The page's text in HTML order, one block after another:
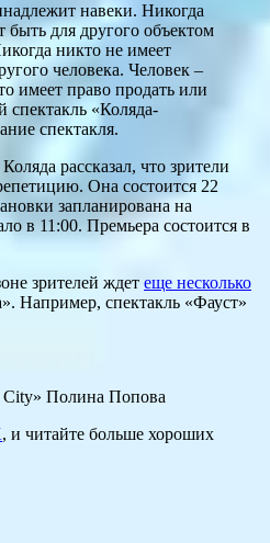
навеки. Никогда
быть для другого объектом
никто не имеет
человека. Человек –
имеет право продать или
«Коляда-
спектакля.
рассказал, что зрители
Она состоится 22
запланирована на
в 11:00. Премьера состоится в
зрителей ждет еще несколько
Например, спектакль «Фауст»
Полина Попова
, и читайте больше хороших